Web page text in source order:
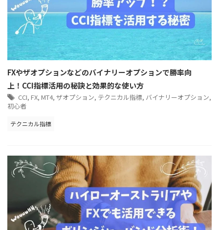
FXやザオプションなどのバイナリーオプションで勝率向
上！CCI指標活用の秘訣と効果的な使い方
CCI, FX, MT4, ザオプション, テクニカル指標, バイナリーオプション,
初心者
テクニカル指標